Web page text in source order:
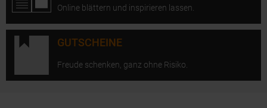
Online blättern und inspirieren lassen.
GUTSCHEINE
Freude schenken, ganz ohne Risiko.